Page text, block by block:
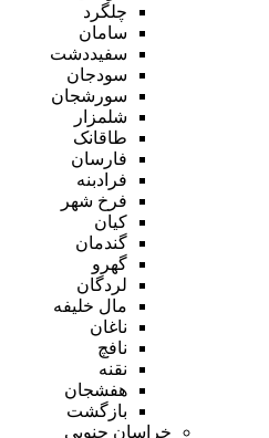
چلگرد
سامان
سفیددشت
سودجان
سورشجان
شلمزار
طاقانک
فارسان
فرادبنه
فرخ شهر
کیان
گندمان
گهرو
لردگان
مال خلیفه
ناغان
نافچ
نقنه
هفشجان
بازگشت
خراسان جنوبی